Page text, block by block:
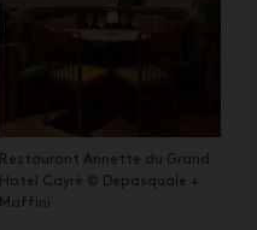
Restaurant Annette du Grand
Hotel Cayré © Depasquale +
Maffini